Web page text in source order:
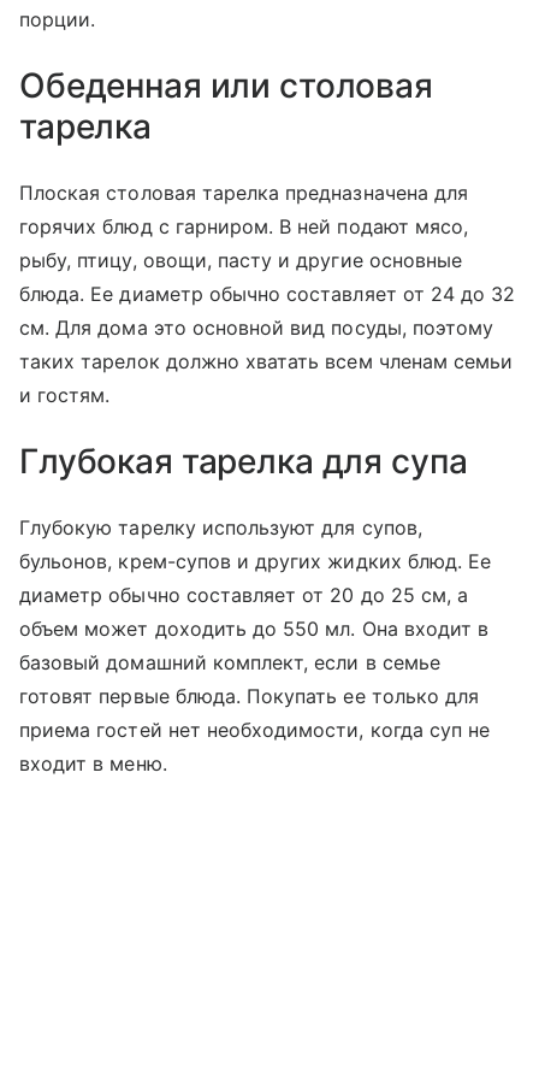
порции.
Обеденная или столовая
тарелка
Плоская столовая тарелка предназначена для
горячих блюд с гарниром. В ней подают мясо,
рыбу, птицу, овощи, пасту и другие основные
блюда. Ее диаметр обычно составляет от 24 до 32
см. Для дома это основной вид посуды, поэтому
таких тарелок должно хватать всем членам семьи
и гостям.
Глубокая тарелка для супа
Глубокую тарелку используют для супов,
бульонов, крем-супов и других жидких блюд. Ее
диаметр обычно составляет от 20 до 25 см, а
объем может доходить до 550 мл. Она входит в
базовый домашний комплект, если в семье
готовят первые блюда. Покупать ее только для
приема гостей нет необходимости, когда суп не
входит в меню.